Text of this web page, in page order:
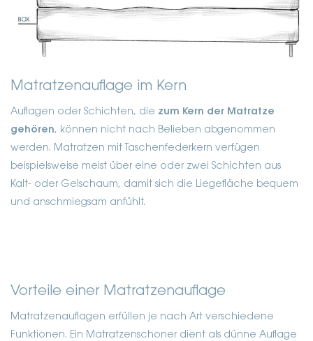
Matratzenauflage im Kern
Auflagen oder Schichten, die zum Kern der Matratze
gehören, können nicht nach Belieben abgenommen
werden. Matratzen mit Taschenfederkern verfügen
beispielsweise meist über eine oder zwei Schichten aus
Kalt- oder Gelschaum, damit sich die Liegefläche bequem
und anschmiegsam anfühlt.
Vorteile einer Matratzenauflage
Matratzenauflagen erfüllen je nach Art verschiedene
Funktionen. Ein Matratzenschoner dient als dünne Auflage